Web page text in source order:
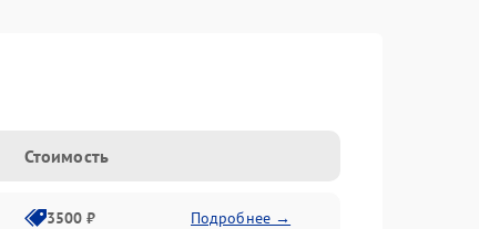
Стоимость
3500 ₽ Подробнее →